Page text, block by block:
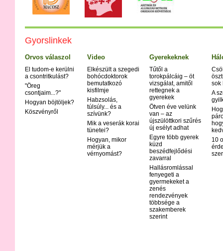
Atópiás
Bipoláris
Bölcsőhalál
Bőrrák
Botulizmus
Bulimia
Crohn -
Csalánkiütés
Cushing-kór
Demencia
Disgrafia
Diszfágia
Gyorslinkek
Orvos válaszol
El tudom-e kerülni
a csontritkulást?
"Öreg
csontjaim...?"
Hogyan böjtöljek?
Köszvényről
Video
Elkészült a szegedi
bohócdoktorok
bemutatkozó
kisfilmje
Habzsolás,
túlsúly... és a
szívünk?
Mik a veserák korai
tünetei?
Hogyan, mikor
mérjük a
vérnyomást?
Gyerekeknek
Tűtől a
torokpálcáig – öt
vizsgálat, amitől
rettegnek a
gyerekek
Ötven éve velünk
van – az
újszülöttkori szűrés
új esélyt adhat
Egyre több gyerek
küzd
beszédfejlődési
zavarral
Hallásromlással
fenyegeti a
gyermekeket a
zenés
rendezvények
többsége a
szakemberek
szerint
sok
A
10